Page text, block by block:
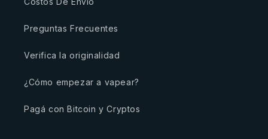
Preguntas Frecuentes
Verifica la originalidad
¿Cómo empezar a vapear?
Pagá con Bitcoin y Cryptos